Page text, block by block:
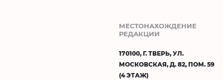
МЕСТОНАХОЖДЕНИЕ
РЕДАКЦИИ
170100, Г. ТВЕРЬ, УЛ.
МОСКОВСКАЯ, Д. 82, ПОМ. 59
(4 ЭТАЖ)